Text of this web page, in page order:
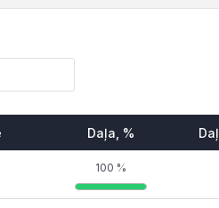
Daļa, %
100 %